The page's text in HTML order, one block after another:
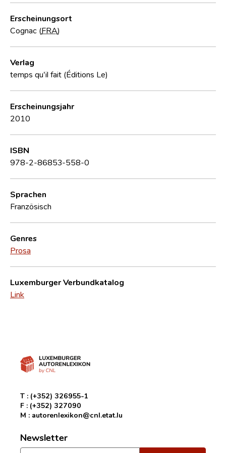
Erscheinungsort
Cognac (FRA)
Verlag
temps qu'il fait (Éditions Le)
Erscheinungsjahr
2010
ISBN
978-2-86853-558-0
Sprachen
Französisch
Genres
Prosa
Luxemburger Verbundkatalog
Link
T : (+352) 326955-1
F : (+352) 327090
M : autorenlexikon@cnl.etat.lu
Newsletter